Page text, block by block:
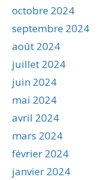
octobre 2024
septembre 2024
août 2024
juillet 2024
juin 2024
mai 2024
avril 2024
mars 2024
février 2024
janvier 2024